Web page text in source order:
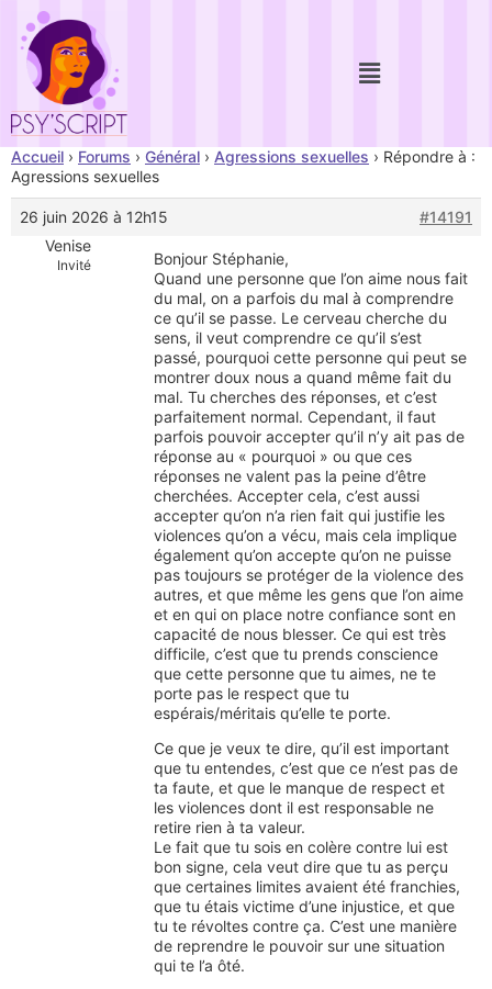
Accueil › Forums › Général › Agressions sexuelles › Répondre à :
Agressions sexuelles
26 juin 2026 à 12h15
#14191
Venise
Invité
Bonjour Stéphanie,
Quand une personne que l’on aime nous fait
du mal, on a parfois du mal à comprendre
ce qu’il se passe. Le cerveau cherche du
sens, il veut comprendre ce qu’il s’est
passé, pourquoi cette personne qui peut se
montrer doux nous a quand même fait du
mal. Tu cherches des réponses, et c’est
parfaitement normal. Cependant, il faut
parfois pouvoir accepter qu’il n’y ait pas de
réponse au « pourquoi » ou que ces
réponses ne valent pas la peine d’être
cherchées. Accepter cela, c’est aussi
accepter qu’on n’a rien fait qui justifie les
violences qu’on a vécu, mais cela implique
également qu’on accepte qu’on ne puisse
pas toujours se protéger de la violence des
autres, et que même les gens que l’on aime
et en qui on place notre confiance sont en
capacité de nous blesser. Ce qui est très
difficile, c’est que tu prends conscience
que cette personne que tu aimes, ne te
porte pas le respect que tu
espérais/méritais qu’elle te porte.
Ce que je veux te dire, qu’il est important
que tu entendes, c’est que ce n’est pas de
ta faute, et que le manque de respect et
les violences dont il est responsable ne
retire rien à ta valeur.
Le fait que tu sois en colère contre lui est
bon signe, cela veut dire que tu as perçu
que certaines limites avaient été franchies,
que tu étais victime d’une injustice, et que
tu te révoltes contre ça. C’est une manière
de reprendre le pouvoir sur une situation
qui te l’a ôté.